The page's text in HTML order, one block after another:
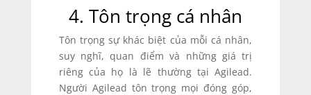
4. Tôn trọng cá nhân
Tôn trọng sự khác biệt của mỗi cá nhân,
suy nghĩ, quan điểm và những giá trị
riêng của họ là lẽ thường tại Agilead.
Người Agilead tôn trọng mọi đóng góp,